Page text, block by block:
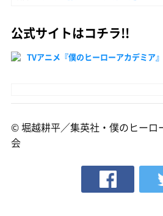
公式サイトはコチラ!!
TVアニメ『僕のヒーローアカデミア』
© 堀越耕平／集英社・僕のヒーロ
会